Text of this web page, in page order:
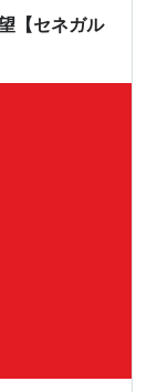
ア）がその代
【セネガル